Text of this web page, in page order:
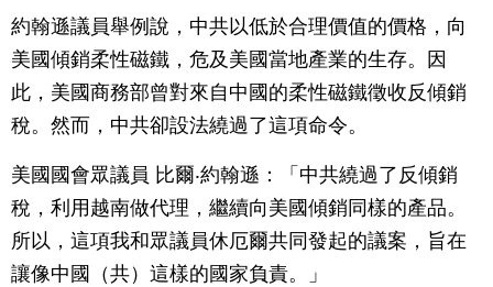
約翰遜議員舉例說，中共以低於合理價值的價格，向
美國傾銷柔性磁鐵，危及美國當地產業的生存。因
此，美國商務部曾對來自中國的柔性磁鐵徵收反傾銷
稅。然而，中共卻設法繞過了這項命令。
美國國會眾議員 比爾‧約翰遜：「中共繞過了反傾銷
稅，利用越南做代理，繼續向美國傾銷同樣的產品。
所以，這項我和眾議員休厄爾共同發起的議案，旨在
讓像中國（共）這樣的國家負責。」